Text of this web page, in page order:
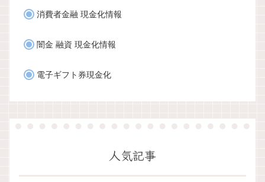
消費者金融 現金化情報
闇金 融資 現金化情報
電子ギフト券現金化
人気記事